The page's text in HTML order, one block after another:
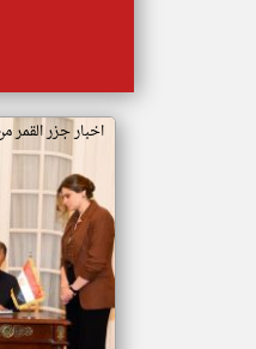
اخبار جزر القمر